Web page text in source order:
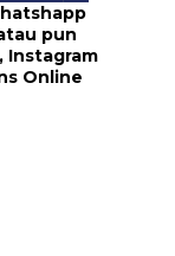
pun
, Instagram
Online